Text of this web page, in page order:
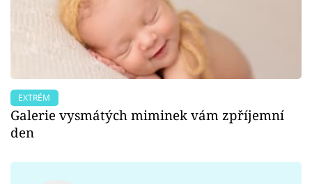
EXTRÉM
Galerie vysmátých miminek vám zpříjemní
den